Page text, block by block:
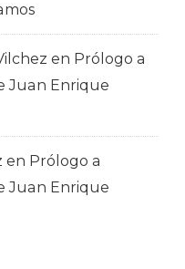
en Prólogo a
Juan Enrique
en Prólogo a
Juan Enrique